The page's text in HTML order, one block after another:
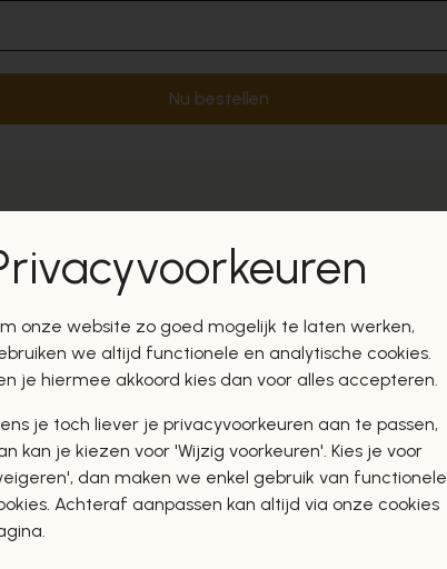
Nu bestellen
onze website zo goed mogelijk te laten werken,
we altijd functionele en analytische cookies.
je hiermee akkoord kies dan voor alles accepteren.
je toch liever je privacyvoorkeuren aan te passen,
kan je kiezen voor 'Wijzig voorkeuren'. Kies je voor
dan maken we enkel gebruik van functionele
Achteraf aanpassen kan altijd via onze cookies